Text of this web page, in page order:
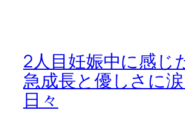
2人目妊娠中に感じ
急成長と優しさに
日々